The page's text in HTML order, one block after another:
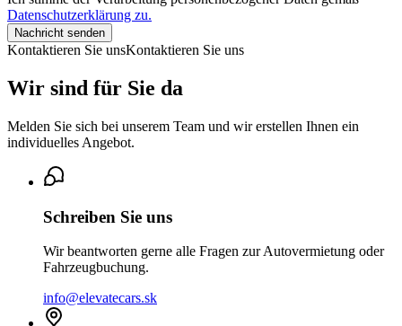
Datenschutzerklärung zu.
Nachricht senden
Kontaktieren Sie unsKontaktieren Sie uns
Wir sind für Sie da
Melden Sie sich bei unserem Team und wir erstellen Ihnen ein
individuelles Angebot.
Schreiben Sie uns
Wir beantworten gerne alle Fragen zur Autovermietung oder
Fahrzeugbuchung.
info@elevatecars.sk